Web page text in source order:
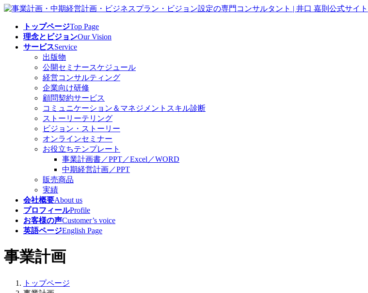
コ
ナ
トップページTop Page
理念とビジョンOur Vision
サービスService
出版物
公開セミナースケジュール
経営コンサルティング
企業向け研修
顧問契約サービス
コミュニケーション＆マネジメントスキル診断
ストーリーテリング
ビジョン・ストーリー
オンラインセミナー
お役立ちテンプレート
事業計画書／PPT／Excel／WORD
中期経営計画／PPT
販売商品
実績
会社概要About us
プロフィールProfile
お客様の声Customer’s voice
英語ページEnglish Page
事業計画
トップページ